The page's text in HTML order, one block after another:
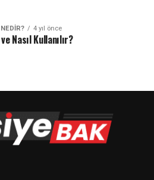
4 yıl önce
Nasıl Kullanılır?